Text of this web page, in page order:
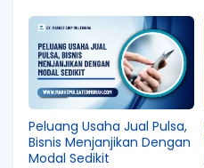
Peluang Usaha Jual Pulsa,
Bisnis Menjanjikan Dengan
Modal Sedikit